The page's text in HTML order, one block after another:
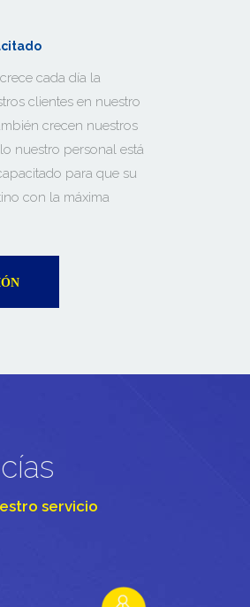
cada día la
clientes en nuestro
crecen nuestros
nuestro personal está
para que su
con la máxima
servicio